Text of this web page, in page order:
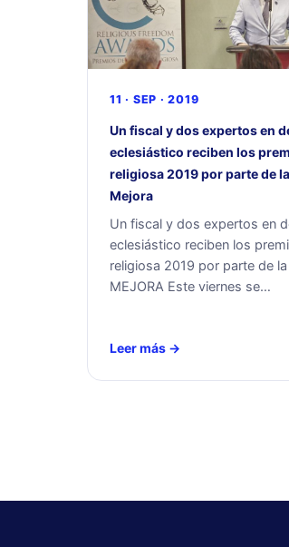
11 · SEP · 2019
Un fiscal y dos expertos en
eclesiástico reciben los
religiosa 2019 por parte de
Mejora
Un fiscal y dos expertos en
eclesiástico reciben los
religiosa 2019 por parte de
MEJORA Este viernes se…
Leer más →